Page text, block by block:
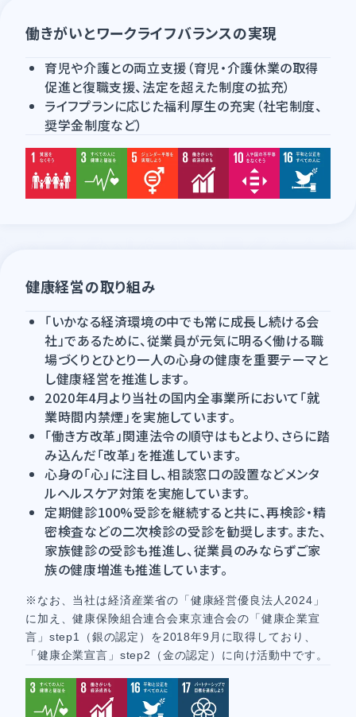
働きがいとワークライフバランスの実現
育児や介護との両立支援（育児・介護休業の取得
促進と復職支援、法定を超えた制度の拡充）
ライフプランに応じた福利厚生の充実（社宅制度、
奨学金制度など）
健康経営の取り組み
「いかなる経済環境の中でも常に成長し続ける会
社」であるために、従業員が元気に明るく働ける職
場づくりとひとり一人の心身の健康を重要テーマと
し健康経営を推進します。
2020年4月より当社の国内全事業所において「就
業時間内禁煙」を実施しています。
「働き方改革」関連法令の順守はもとより、さらに踏
み込んだ「改革」を推進しています。
心身の「心」に注目し、相談窓口の設置などメンタ
ルヘルスケア対策を実施しています。
定期健診100%受診を継続すると共に、再検診・精
密検査などの二次検診の受診を勧奨します。また、
家族健診の受診も推進し、従業員のみならずご家
族の健康増進も推進しています。
※なお、当社は経済産業省の「健康経営優良法人2024」
に加え、健康保険組合連合会東京連合会の「健康企業宣
言」step1（銀の認定）を2018年9月に取得しており、
「健康企業宣言」step2（金の認定）に向け活動中です。